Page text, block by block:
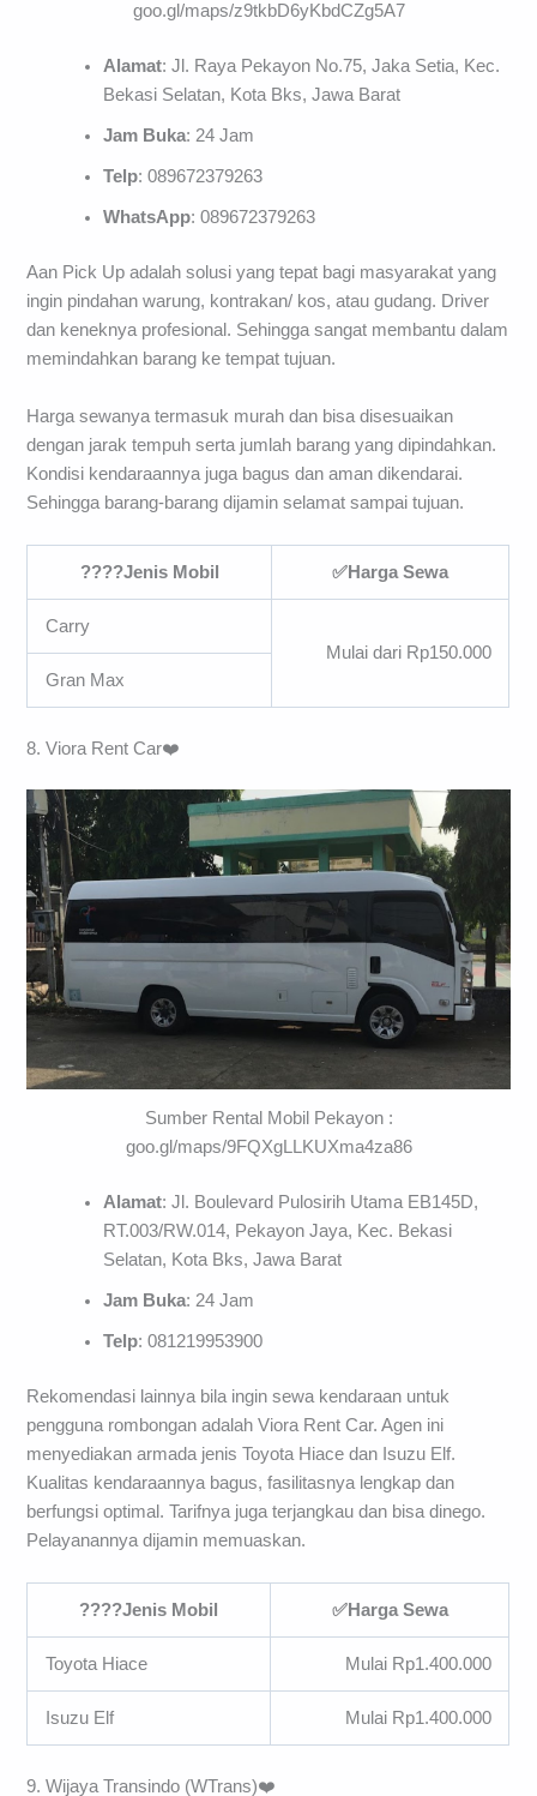
goo.gl/maps/z9tkbD6yKbdCZg5A7
Alamat: Jl. Raya Pekayon No.75, Jaka Setia, Kec.
Bekasi Selatan, Kota Bks, Jawa Barat
Jam Buka: 24 Jam
Telp: 089672379263
WhatsApp: 089672379263
Aan Pick Up adalah solusi yang tepat bagi masyarakat yang
ingin pindahan warung, kontrakan/ kos, atau gudang. Driver
dan keneknya profesional. Sehingga sangat membantu dalam
memindahkan barang ke tempat tujuan.
Harga sewanya termasuk murah dan bisa disesuaikan
dengan jarak tempuh serta jumlah barang yang dipindahkan.
Kondisi kendaraannya juga bagus dan aman dikendarai.
Sehingga barang-barang dijamin selamat sampai tujuan.
????Jenis Mobil ✅Harga Sewa
Carry
Mulai dari Rp150.000
Gran Max
8. Viora Rent Car❤️
Sumber Rental Mobil Pekayon :
goo.gl/maps/9FQXgLLKUXma4za86
Alamat: Jl. Boulevard Pulosirih Utama EB145D,
RT.003/RW.014, Pekayon Jaya, Kec. Bekasi
Selatan, Kota Bks, Jawa Barat
Jam Buka: 24 Jam
Telp: 081219953900
Rekomendasi lainnya bila ingin sewa kendaraan untuk
pengguna rombongan adalah Viora Rent Car. Agen ini
menyediakan armada jenis Toyota Hiace dan Isuzu Elf.
Kualitas kendaraannya bagus, fasilitasnya lengkap dan
berfungsi optimal. Tarifnya juga terjangkau dan bisa dinego.
Pelayanannya dijamin memuaskan.
????Jenis Mobil ✅Harga Sewa
Toyota Hiace Mulai Rp1.400.000
Isuzu Elf Mulai Rp1.400.000
9. Wijaya Transindo (WTrans)❤️